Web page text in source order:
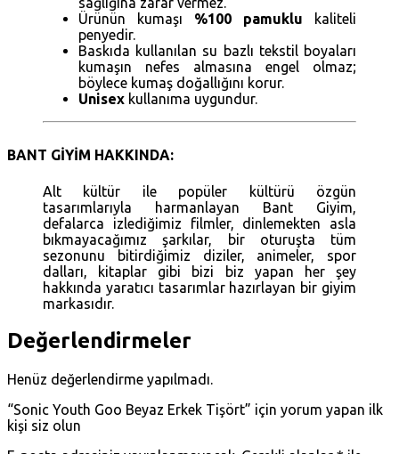
Ürünün kumaşı %100 pamuklu kaliteli
penyedir.
Baskıda kullanılan su bazlı tekstil boyaları
kumaşın nefes almasına engel olmaz;
böylece kumaş doğallığını korur.
Unisex kullanıma uygundur.
BANT GİYİM HAKKINDA:
Alt kültür ile popüler kültürü özgün
tasarımlarıyla harmanlayan Bant Giyim,
defalarca izlediğimiz filmler, dinlemekten asla
bıkmayacağımız şarkılar, bir oturuşta tüm
sezonunu bitirdiğimiz diziler, animeler, spor
dalları, kitaplar gibi bizi biz yapan her şey
hakkında yaratıcı tasarımlar hazırlayan bir giyim
markasıdır.
Değerlendirmeler
Henüz değerlendirme yapılmadı.
“Sonic Youth Goo Beyaz Erkek Tişört” için yorum yapan ilk
kişi siz olun